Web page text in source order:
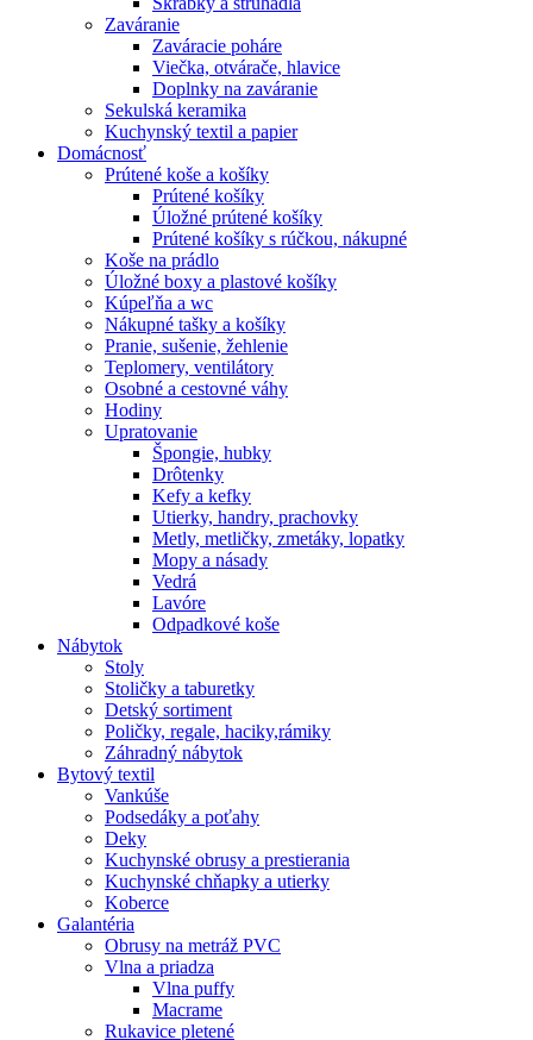
Zaváranie
Zaváracie poháre
Viečka, otvárače, hlavice
Doplnky na zaváranie
Sekulská keramika
Kuchynský textil a papier
Domácnosť
Prútené koše a košíky
Prútené košíky
Úložné prútené košíky
Prútené košíky s rúčkou, nákupné
Koše na prádlo
Úložné boxy a plastové košíky
Kúpeľňa a wc
Nákupné tašky a košíky
Pranie, sušenie, žehlenie
Teplomery, ventilátory
Osobné a cestovné váhy
Hodiny
Upratovanie
Špongie, hubky
Drôtenky
Kefy a kefky
Utierky, handry, prachovky
Metly, metličky, zmetáky, lopatky
Mopy a násady
Vedrá
Lavóre
Odpadkové koše
Nábytok
Stoly
Stoličky a taburetky
Detský sortiment
Poličky, regale, haciky,rámiky
Záhradný nábytok
Bytový textil
Vankúše
Podsedáky a poťahy
Deky
Kuchynské obrusy a prestierania
Kuchynské chňapky a utierky
Koberce
Galantéria
Obrusy na metráž PVC
Vlna a priadza
Vlna puffy
Macrame
Rukavice pletené